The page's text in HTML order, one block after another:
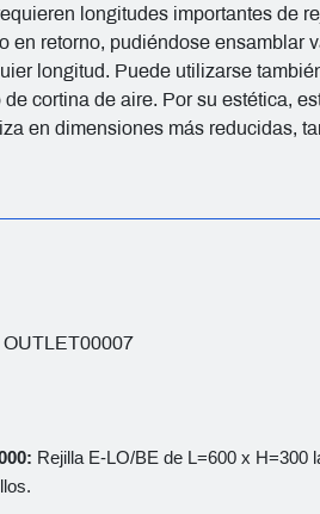
longitudes importantes de
en retorno, pudiéndose ensamblar
longitud. Puede utilizarse
de cortina de aire. Por su estética,
en dimensiones más reducidas,
Rejilla E-LO/BE de L=600 x H=300